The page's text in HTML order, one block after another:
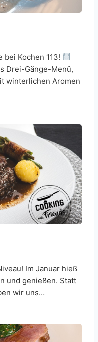
bei Kochen 113!
Drei-Gänge-Menü,
winterlichen Aromen
Im Januar hieß
und genießen. Statt
wir uns…